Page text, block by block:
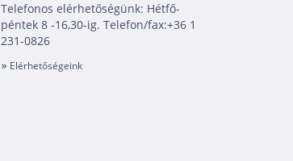
Telefonos elérhetőségünk: Hétfő-
péntek 8 -16,30-ig. Telefon/fax:+36 1
231-0826
Elérhetőségeink